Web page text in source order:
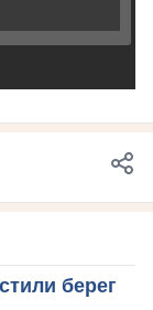
берег